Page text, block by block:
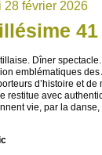
28 février 2026
Dîner
emblématiques
d’histoire et
restitue avec
vie, par la